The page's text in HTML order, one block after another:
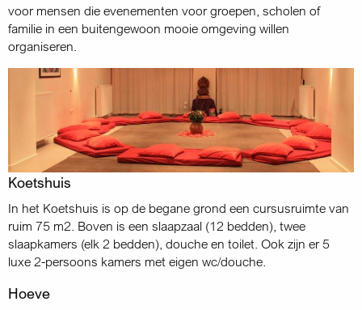
voor mensen die evenementen voor groepen, scholen of
familie in een buitengewoon mooie omgeving willen
organiseren.
Koetshuis
In het Koetshuis is op de begane grond een cursusruimte van
ruim 75 m2. Boven is een slaapzaal (12 bedden), twee
slaapkamers (elk 2 bedden), douche en toilet. Ook zijn er 5
luxe 2-persoons kamers met eigen wc/douche.
Hoeve